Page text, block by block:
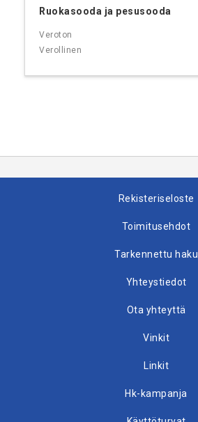
Ruokasooda ja pesusooda
Rekisteriseloste
Toimitusehdot
Tarkennettu haku
Yhteystiedot
Ota yhteyttä
Vinkit
Linkit
Hk-kampanja